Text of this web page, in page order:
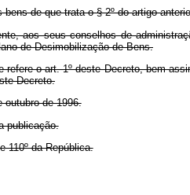
de que trata o § 2º do artigo
aos seus conselhos de
de Desimobilização de Bens.
o art. 1º deste Decreto, bem
Decreto.
outubro de 1996.
publicação.
110º da República.